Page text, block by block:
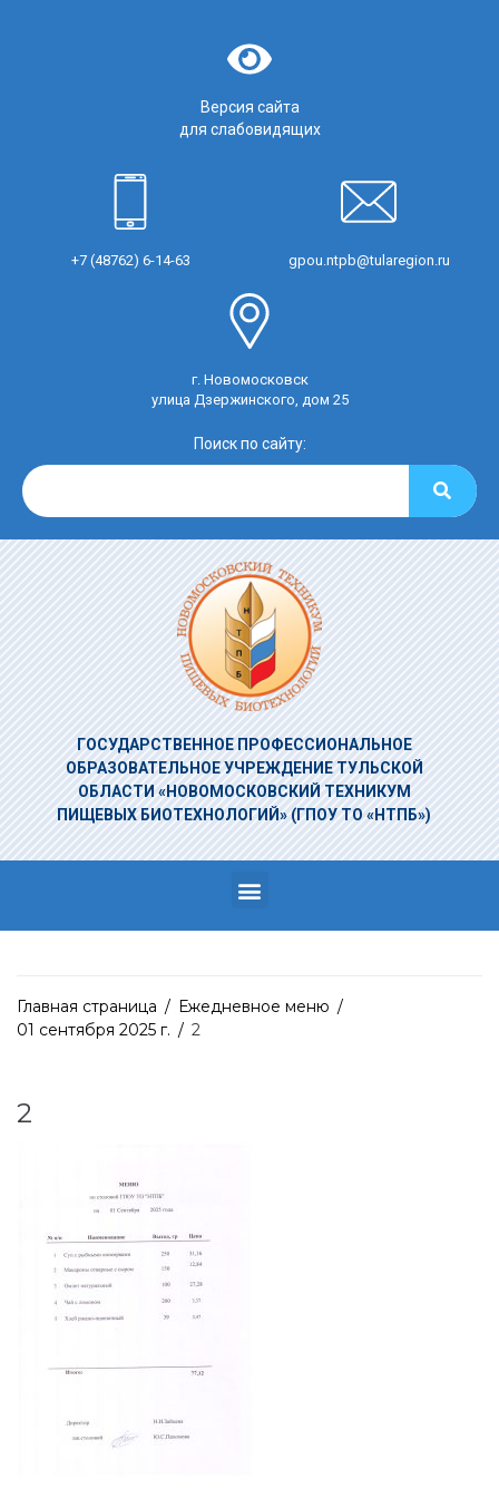
Версия сайта
для слабовидящих
+7 (48762) 6-14-63 gpou.ntpb@tularegion.ru
г. Новомосковск
улица Дзержинского, дом 25
Поиск по сайту:
ГОСУДАРСТВЕННОЕ ПРОФЕССИОНАЛЬНОЕ
ОБРАЗОВАТЕЛЬНОЕ УЧРЕЖДЕНИЕТУЛЬСКОЙ
ОБЛАСТИ «НОВОМОСКОВСКИЙ ТЕХНИКУМ
ПИЩЕВЫХ БИОТЕХНОЛОГИЙ» (ГПОУ ТО «НТПБ»)
Главная страница / Ежедневное меню /
01 сентября 2025 г. / 2
2